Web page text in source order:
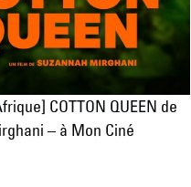
COTTON QUEEN de
– à Mon Ciné